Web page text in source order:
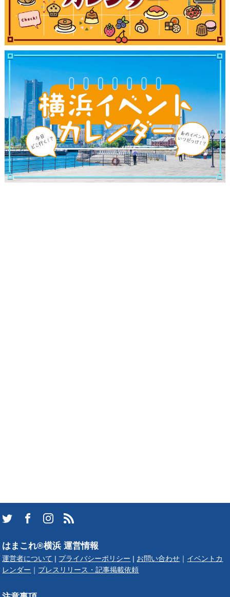
はまこれ®横浜 運営情報
運営者について プライバシーポリシー お問い合わせ
イベントカ
レンダー
プレスリリース・記事掲載依頼